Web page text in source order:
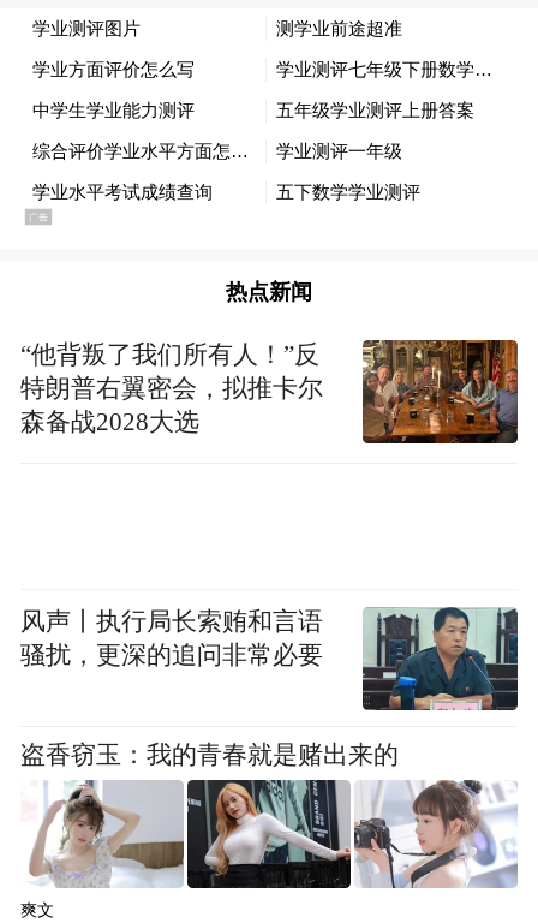
后，国际大学生体育盛会与中国的又一次双
向奔赴。
诺·艾德认为，“体育是一座无形的桥梁，连
接你我，通向未来。”对于长春而言，大冬会
不仅是一场体育赛事，更是一个向世界展示
中国式现代化吉林篇章以及长春全面振兴取
得新突破的窗口。
吉林省地处世界冰雪“黄金纬度带”，长春、
吉林等众多城市拥有深厚的冰雪底蕴与热忱
热点新闻
“他背叛了我们所有人！”反
特朗普右翼密会，拟推卡尔
森备战2028大选
风声丨执行局长索贿和言语
骚扰，更深的追问非常必要
盗香窃玉：我的青春就是赌出来的
爽文